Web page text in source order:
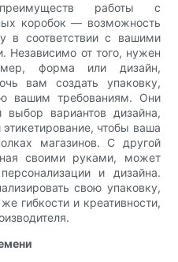
работы с
коробок — возможность
в соответствии с вашими
Независимо от того, нужен
форма или дизайн,
вам создать упаковку,
вашим требованиям. Они
вариантов дизайна,
этикетирование, чтобы ваша
магазинов. С другой
своими руками, может
и дизайна.
свою упаковку,
гибкости и креативности,